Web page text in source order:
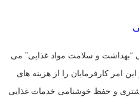
“بهداشت و سلامت مواد غذایی” می
امر کارفرمایان را از هزینه های
و حفظ خوشنامی خدمات غذایی